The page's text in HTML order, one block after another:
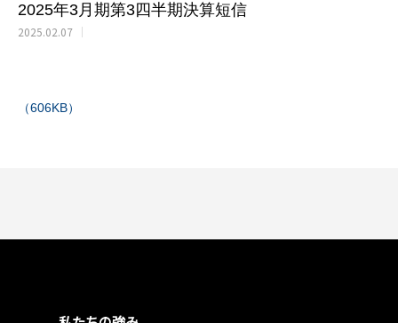
2025年3月期第3四半期決算短信
2025.02.07
（606KB）